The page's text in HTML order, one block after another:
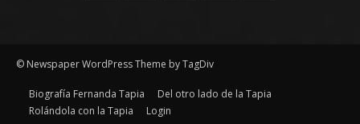
© Newspaper WordPress Theme by TagDiv
Biografía Fernanda Tapia
Del otro lado de la Tapia
Rolándola con la Tapia
Login